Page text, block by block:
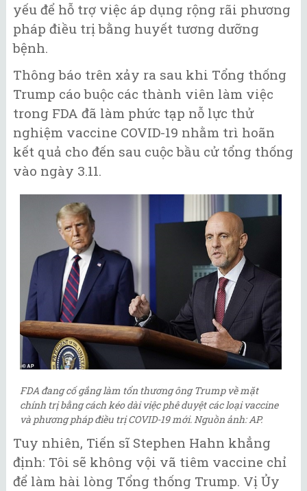
yếu để hỗ trợ việc áp dụng rộng rãi phương
pháp điều trị bằng huyết tương dưỡng
bệnh.
Thông báo trên xảy ra sau khi Tổng thống
Trump cáo buộc các thành viên làm việc
trong FDA đã làm phức tạp nỗ lực thử
nghiệm vaccine COVID-19 nhằm trì hoãn
kết quả cho đến sau cuộc bầu cử tổng thống
vào ngày 3.11.
FDA đang cố gắng làm tổn thương ông Trump về mặt
chính trị bằng cách kéo dài việc phê duyệt các loại vaccine
và phương pháp điều trị COVID-19 mới. Nguồn ảnh: AP.
Tuy nhiên, Tiến sĩ Stephen Hahn khẳng
định: Tôi sẽ không vội vã tiêm vaccine chỉ
để làm hài lòng Tổng thống Trump. Vị Ủy